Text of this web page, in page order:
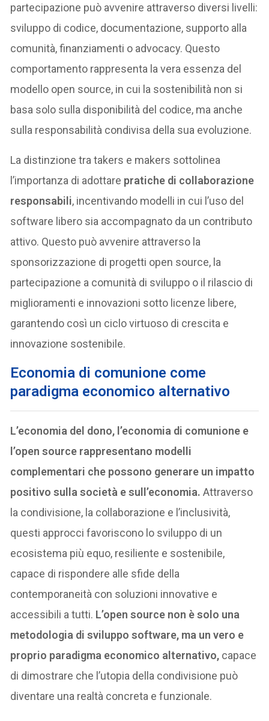
partecipazione può avvenire attraverso diversi livelli:
sviluppo di codice, documentazione, supporto alla
comunità, finanziamenti o advocacy. Questo
comportamento rappresenta la vera essenza del
modello open source, in cui la sostenibilità non si
basa solo sulla disponibilità del codice, ma anche
sulla responsabilità condivisa della sua evoluzione.
La distinzione tra takers e makers sottolinea
l’importanza di adottare pratiche di collaborazione
responsabili, incentivando modelli in cui l’uso del
software libero sia accompagnato da un contributo
attivo. Questo può avvenire attraverso la
sponsorizzazione di progetti open source, la
partecipazione a comunità di sviluppo o il rilascio di
miglioramenti e innovazioni sotto licenze libere,
garantendo così un ciclo virtuoso di crescita e
innovazione sostenibile.
Economia di comunione come
paradigma economico alternativo
L’economia del dono, l’economia di comunione e
l’open source rappresentano modelli
complementari che possono generare un impatto
positivo sulla società e sull’economia.Attraverso
la condivisione, la collaborazione e l’inclusività,
questi approcci favoriscono lo sviluppo di un
ecosistema più equo, resiliente e sostenibile,
capace di rispondere alle sfide della
contemporaneità con soluzioni innovative e
accessibili a tutti. L’open source non è solo una
metodologia di sviluppo software, ma un vero e
proprio paradigma economico alternativo, capace
di dimostrare che l’utopia della condivisione può
diventare una realtà concreta e funzionale.